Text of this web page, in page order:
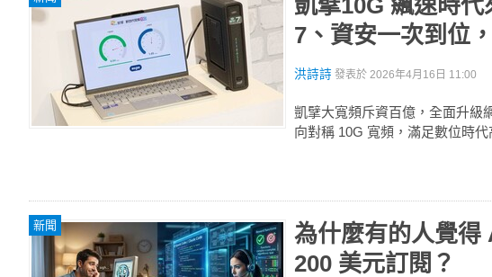
凱擘10G 飆速時
7、資安一次到位
洪詩詩 發表於 2026年4月16日 11:00
凱擘大寬頻斥資百億，全面升級
向對稱 10G 寬頻，滿足數位時
新聞
為什麼有的人覺得
200 美元訂閱？